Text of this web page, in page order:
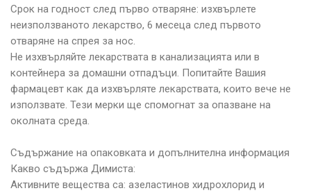
Срок на годност след първо отваряне: изхвърлете
неизползваното лекарство, 6 месеца след първото
отваряне на спрея за нос.
Не изхвърляйте лекарствата в канализацията или в
контейнера за домашни отпадъци. Попитайте Вашия
фармацевт как да изхвърляте лекарствата, които вече не
използвате. Тези мерки ще спомогнат за опазване на
околната среда.
Съдържание на опаковката и допълнителна информация
Какво съдържа Димиста:
Активните вещества са: азеластинов хидрохлорид и